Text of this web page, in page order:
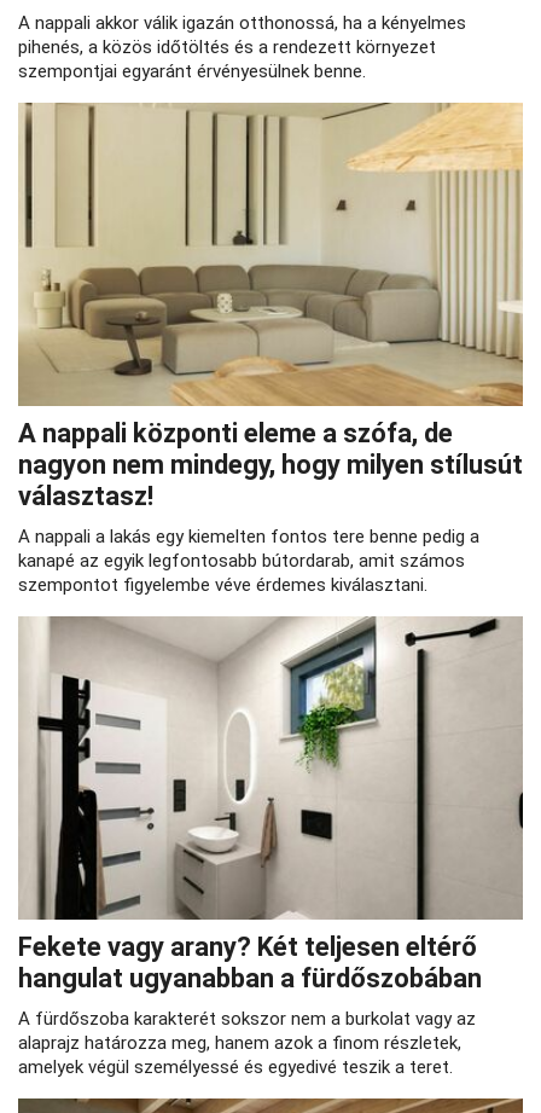
A nappali akkor válik igazán otthonossá, ha a kényelmes
pihenés, a közös időtöltés és a rendezett környezet
szempontjai egyaránt érvényesülnek benne.
A nappali központi eleme a szófa, de
nagyon nem mindegy, hogy milyen stílusút
választasz!
A nappali a lakás egy kiemelten fontos tere benne pedig a
kanapé az egyik legfontosabb bútordarab, amit számos
szempontot figyelembe véve érdemes kiválasztani.
Fekete vagy arany? Két teljesen eltérő
hangulat ugyanabban a fürdőszobában
A fürdőszoba karakterét sokszor nem a burkolat vagy az
alaprajz határozza meg, hanem azok a finom részletek,
amelyek végül személyessé és egyedivé teszik a teret.